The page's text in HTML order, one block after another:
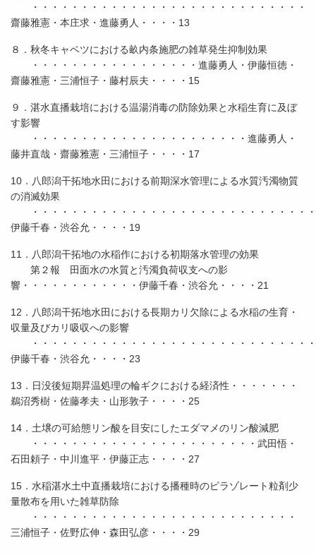
・・・・・・・・・・・・・・・・・・・・・・・・・・・・
齋藤雅憲・本庄求・進藤勇人・・・・13
８．秋冬キャベツにおける畝内条施肥の雑草発生抑制効果
・・・・・・・・・・・・・・・・・進藤勇人・伊藤恒徳・
齋藤雅憲・三浦恒子・藤村辰夫・・・・15
９．湛水直播栽培における温湯消毒の防除効果と水稲生育に及ぼ
す影響
・・・・・・・・・・・・・・・・・・・・・・進藤勇人・
藤井直哉・齋藤雅憲・三浦恒子・・・・17
10．八郎潟干拓地水田における前期深水管理による水質汚濁物質
の消滅効果
・・・・・・・・・・・・・・・・・・・・・・・・・・・・
伊藤千春・渋谷允・・・・19
11．八郎潟干拓地の水稲作における初期落水管理の効果
第２報 田面水の水質と汚濁負荷収支への影
響・・・・・・・・・・・・伊藤千春・渋谷允・・・・21
12．八郎潟干拓地水田における長期カリ欠除による水稲の生育・
収量及びカリ吸収への影響
・・・・・・・・・・・・・・・・・・・・・・・・・・・・
伊藤千春・渋谷允・・・・23
13．日没後短期昇温処理の輪ギクにおける経済性・・・・・・・
鵜沼秀樹・佐藤孝夫・山形敦子・・・・25
14．土壌の可給態リン酸を目安にしたエダマメのリン酸減肥
・・・・・・・・・・・・・・・・・・・・・・・武田悟・
石田頼子・中川進平・伊藤正志・・・・27
15．水稲湛水土中直播栽培における播種時のピラゾレート粒剤少
量散布を用いた雑草防除
・・・・・・・・・・・・・・・・・・・・・・・・・・・
三浦恒子・佐野広伸・森田弘彦・・・・29